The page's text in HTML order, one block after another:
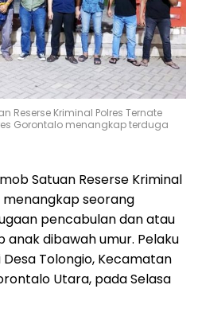
Reserse Kriminal Polres Ternate
Gorontalo menangkap terduga
Satuan Reserse Kriminal
seorang
pencabulan dan atau
dibawah umur. Pelaku
Desa Tolongio, Kecamatan
Utara, pada Selasa